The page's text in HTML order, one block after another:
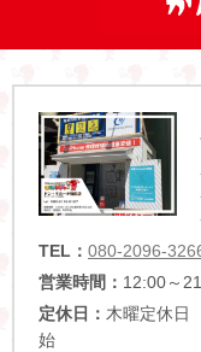
TEL： 080-2096-
営業時間： 12:00～
定休日： 木曜定休
始